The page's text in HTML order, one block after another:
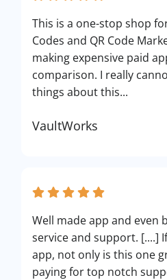
This is a one-stop shop
Codes and QR Code
making expensive paid
comparison. I really
things about this...
VaultWorks
Well made app and even
service and support. [....]
app, not only is this one
paying for top notch